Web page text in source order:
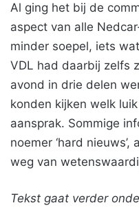
Al ging het bij de
aspect van alle
minder soepel, iets
VDL had daarbij zelfs
avond in drie delen
konden kijken welk
aansprak. Sommige
noemer ‘hard
weg van
Tekst gaat verder